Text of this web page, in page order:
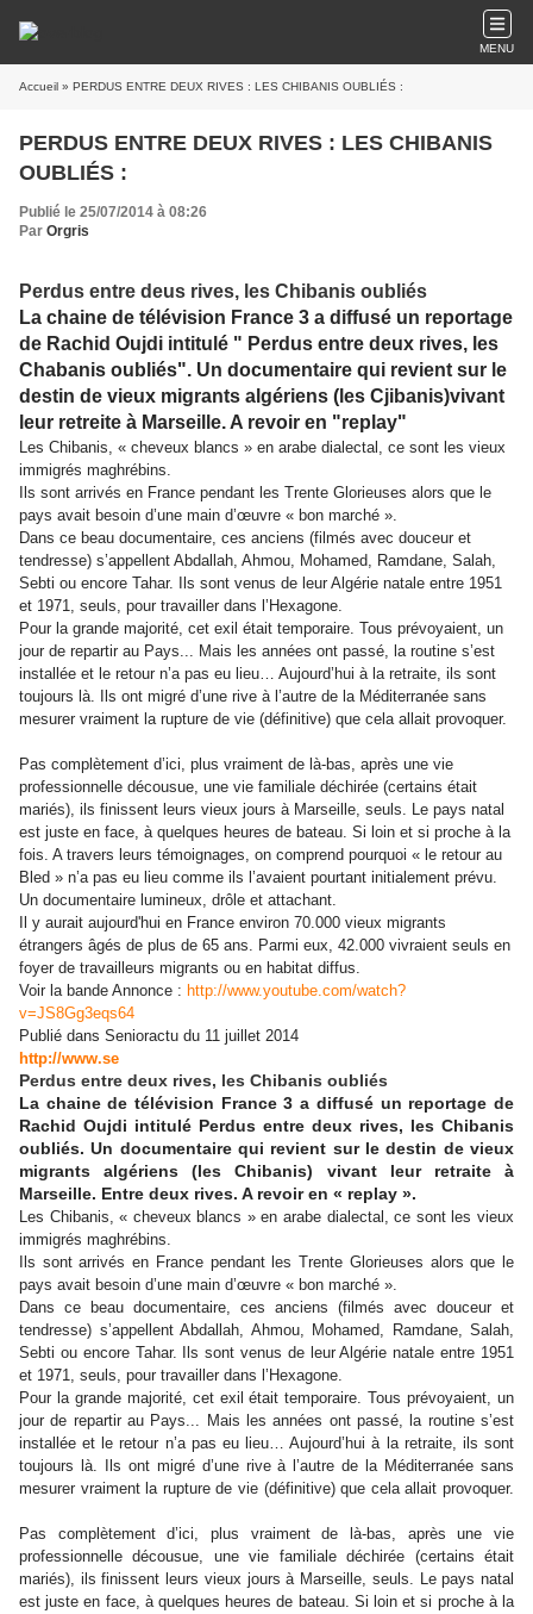
MENU
Accueil » PERDUS ENTRE DEUX RIVES : LES CHIBANIS OUBLIÉS :
PERDUS ENTRE DEUX RIVES : LES CHIBANIS
OUBLIÉS :
Publié le 25/07/2014 à 08:26
Par Orgris
Perdus entre deus rives, les Chibanis oubliés
La chaine de télévision France 3 a diffusé un reportage
de Rachid Oujdi intitulé " Perdus entre deux rives, les
Chabanis oubliés". Un documentaire qui revient sur le
destin de vieux migrants algériens (les Cjibanis)vivant
leur retreite à Marseille. A revoir en "replay"
Les Chibanis, « cheveux blancs » en arabe dialectal, ce sont les vieux
immigrés maghrébins.
Ils sont arrivés en France pendant les Trente Glorieuses alors que le
pays avait besoin d’une main d’œuvre « bon marché ».
Dans ce beau documentaire, ces anciens (filmés avec douceur et
tendresse) s’appellent Abdallah, Ahmou, Mohamed, Ramdane, Salah,
Sebti ou encore Tahar. Ils sont venus de leur Algérie natale entre 1951
et 1971, seuls, pour travailler dans l’Hexagone.
Pour la grande majorité, cet exil était temporaire. Tous prévoyaient, un
jour de repartir au Pays... Mais les années ont passé, la routine s’est
installée et le retour n’a pas eu lieu… Aujourd’hui à la retraite, ils sont
toujours là. Ils ont migré d’une rive à l’autre de la Méditerranée sans
mesurer vraiment la rupture de vie (définitive) que cela allait provoquer.
Pas complètement d’ici, plus vraiment de là-bas, après une vie
professionnelle décousue, une vie familiale déchirée (certains était
mariés), ils finissent leurs vieux jours à Marseille, seuls. Le pays natal
est juste en face, à quelques heures de bateau. Si loin et si proche à la
fois. A travers leurs témoignages, on comprend pourquoi « le retour au
Bled » n’a pas eu lieu comme ils l’avaient pourtant initialement prévu.
Un documentaire lumineux, drôle et attachant.
Il y aurait aujourd'hui en France environ 70.000 vieux migrants
étrangers âgés de plus de 65 ans. Parmi eux, 42.000 vivraient seuls en
foyer de travailleurs migrants ou en habitat diffus.
Voir la bande Annonce : http://www.youtube.com/watch?
v=JS8Gg3eqs64
Publié dans Senioractu du 11 juillet 2014
http://www.se
Perdus entre deux rives, les Chibanis oubliés
La chaine de télévision France 3 a diffusé un reportage de
Rachid Oujdi intitulé Perdus entre deux rives, les Chibanis
oubliés. Un documentaire qui revient sur le destin de vieux
migrants algériens (les Chibanis) vivant leur retraite à
Marseille. Entre deux rives. A revoir en « replay ».
Les Chibanis, « cheveux blancs » en arabe dialectal, ce sont les vieux
immigrés maghrébins.
Ils sont arrivés en France pendant les Trente Glorieuses alors que le
pays avait besoin d’une main d’œuvre « bon marché ».
Dans ce beau documentaire, ces anciens (filmés avec douceur et
tendresse) s’appellent Abdallah, Ahmou, Mohamed, Ramdane, Salah,
Sebti ou encore Tahar. Ils sont venus de leur Algérie natale entre 1951
et 1971, seuls, pour travailler dans l’Hexagone.
Pour la grande majorité, cet exil était temporaire. Tous prévoyaient, un
jour de repartir au Pays... Mais les années ont passé, la routine s’est
installée et le retour n’a pas eu lieu… Aujourd’hui à la retraite, ils sont
toujours là. Ils ont migré d’une rive à l’autre de la Méditerranée sans
mesurer vraiment la rupture de vie (définitive) que cela allait provoquer.
Pas complètement d’ici, plus vraiment de là-bas, après une vie
professionnelle décousue, une vie familiale déchirée (certains était
mariés), ils finissent leurs vieux jours à Marseille, seuls. Le pays natal
est juste en face, à quelques heures de bateau. Si loin et si proche à la